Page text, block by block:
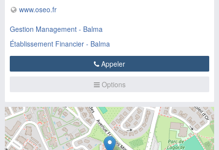
www.oseo.fr
Gestion Management - Balma
Établissement Financier - Balma
Appeler
Options